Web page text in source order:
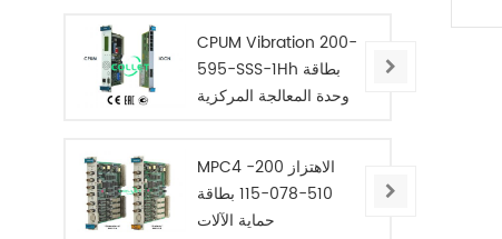
CPUM Vibration 200-
595-SSS-1Hh بطاقة
وحدة المعالجة المركزية
MPC4 الاهتزاز 200-
510-078-115 بطاقة
حماية الآلات